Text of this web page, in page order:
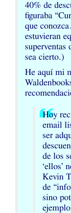
40% de
figuraba
que
estuvieran
superventas
sea cierto.)
He aquí mi
Hoy
email
ser
de los
‘ellos’
Kevin
de
sino